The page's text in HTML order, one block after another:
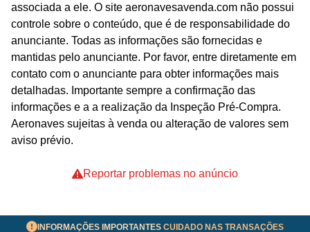
associada a ele. O site aeronavesavenda.com não possui
controle sobre o conteúdo, que é de responsabilidade do
anunciante. Todas as informações são fornecidas e
mantidas pelo anunciante. Por favor, entre diretamente em
contato com o anunciante para obter informações mais
detalhadas. Importante sempre a confirmação das
informações e a a realização da Inspeção Pré-Compra.
Aeronaves sujeitas à venda ou alteração de valores sem
aviso prévio.
Reportar problemas no anúncio
INFORMAÇÕES IMPORTANTES CUIDADO NAS TRANSAÇÕES